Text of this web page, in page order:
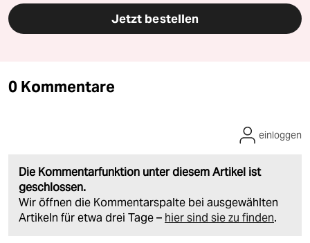
Jetzt bestellen
0 Kommentare
Die Kommentarfunktion unter diesem Artikel ist
geschlossen.
Wir öffnen die Kommentarspalte bei ausgewählten
Artikeln für etwa drei Tage – hier sind sie zu finden.
einloggen